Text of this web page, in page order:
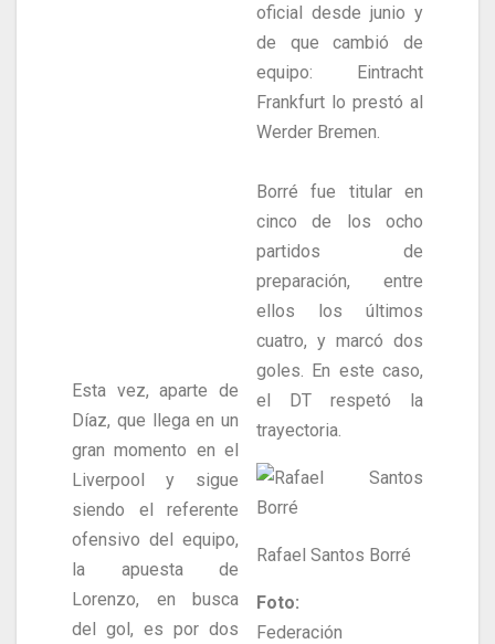
Esta vez, aparte de
Díaz, que llega en un
gran momento en el
Liverpool y sigue
siendo el referente
ofensivo del equipo,
la apuesta de
Lorenzo, en busca
del gol, es por dos
oficial desde junio y
de que cambió de
equipo: Eintracht
Frankfurt lo prestó al
Werder Bremen.
Borré fue titular en
cinco de los ocho
partidos de
preparación, entre
ellos los últimos
cuatro, y marcó dos
goles. En este caso,
el DT respetó la
trayectoria.
Rafael Santos Borré
Foto:
Federación